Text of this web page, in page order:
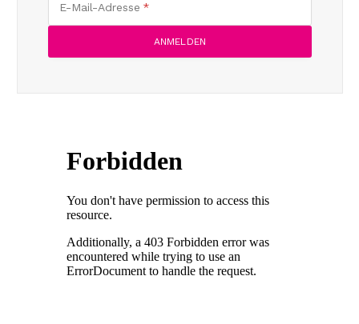
E-Mail-Adresse